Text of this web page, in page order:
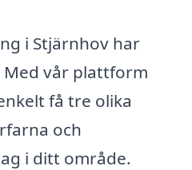
i Stjärnhov har
vår plattform
få tre olika
och
i ditt område.